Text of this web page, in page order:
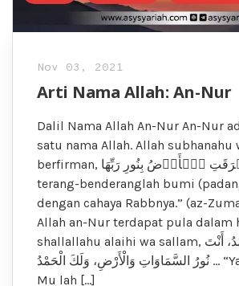
Nov 03, 2021
Arti Nama Allah: An-Nur
Dalil Nama Allah An-Nur An-Nur
satu nama Allah. Allah subhanahu
berfirman, وَأَشۡرَقَتِ ٱلۡأَرۡضُ بِنُورِ رَبِّهَا “Dan
terang-benderanglah bumi
dengan cahaya Rabbnya.” (az-
Allah an-Nur terdapat pula dalam
shallallahu alaihi wa sallam, اللَّهُمَّ لَكَ الْحَمْدُ، أَنْتَ
نُورُ السَّمَاوَاتِ وَالْأَرْضِ، وَلَكَ الْحَمْدُ … “Ya Allah, milik-
Mu lah […]